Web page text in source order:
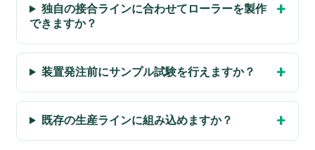
独自の接合ラインに合わせてローラーを製作
できますか？
装置発注前にサンプル試験を行えますか？
既存の生産ラインに組み込めますか？